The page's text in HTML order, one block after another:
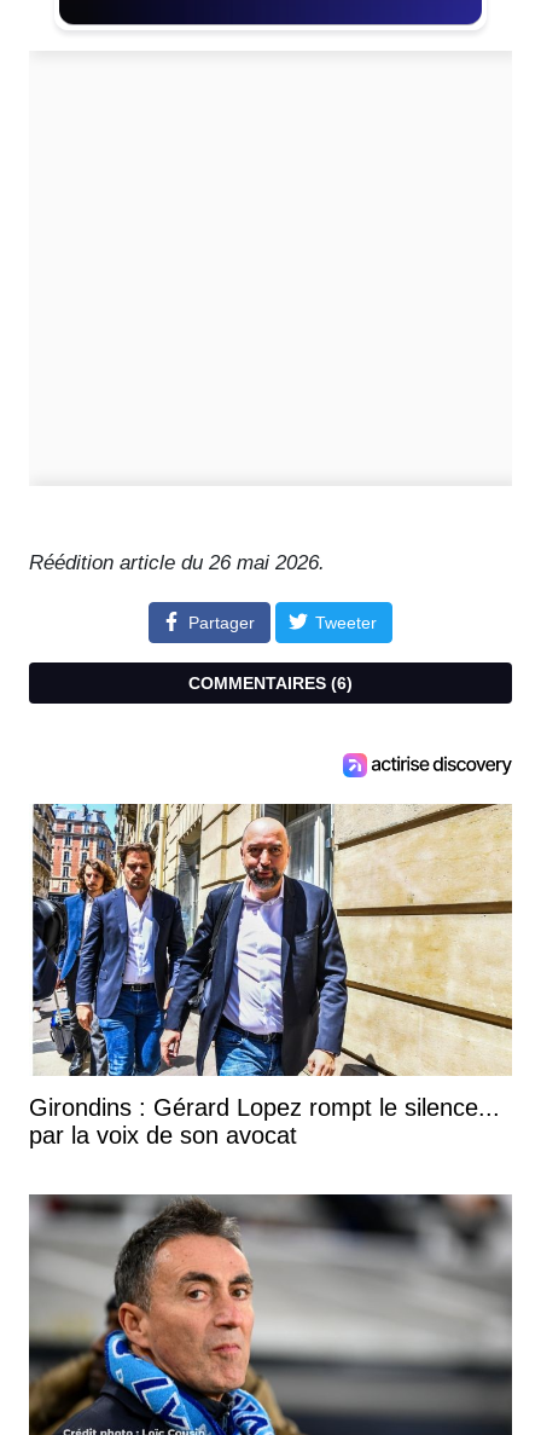
Réédition article du 26 mai 2026.
Partager Tweeter
COMMENTAIRES (6)
Girondins : Gérard Lopez rompt le silence...
par la voix de son avocat